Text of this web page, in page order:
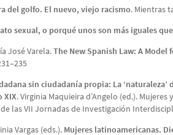
del golfo. El nuevo, viejo racismo. Mientras
sexual, o porqué unos son más iguales
José Varela.The New Spanish Law: A Model
sin ciudadanía propia: La
XIX. Virginia Maquieira d’Angelo (ed.).
las VII Jornadas de Investigación
Vargas (eds.). Mujeres latinoamericanas.